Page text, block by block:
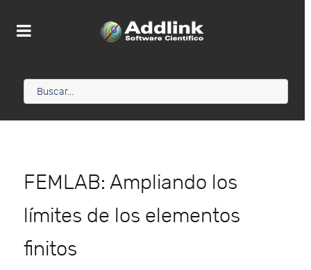
FEMLAB: Ampliando los
límites de los elementos
finitos